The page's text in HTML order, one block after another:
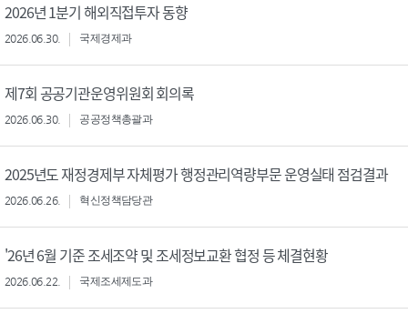
2026년 1분기 해외직접투자 동향
2026.06.30. 국제경제과
제7회 공공기관운영위원회 회의록
2026.06.30. 공공정책총괄과
2025년도 재정경제부 자체평가 행정관리역량부문 운영실태 점검결과
2026.06.26. 혁신정책담당관
'26년 6월 기준 조세조약 및 조세정보교환 협정 등 체결현황
2026.06.22. 국제조세제도과